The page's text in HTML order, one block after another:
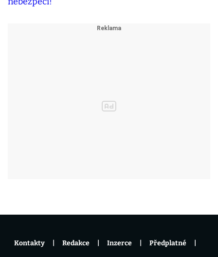
Kontakty Redakce Inzerce Předplatné